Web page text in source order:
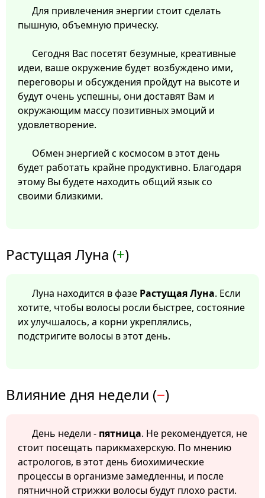
Для привлечения энергии стоит сделать
пышную, объемную прическу.
Сегодня Вас посетят безумные, креативные
идеи, ваше окружение будет возбуждено ими,
переговоры и обсуждения пройдут на высоте и
будут очень успешны, они доставят Вам и
окружающим массу позитивных эмоций и
удовлетворение.
Обмен энергией с космосом в этот день
будет работать крайне продуктивно. Благодаря
этому Вы будете находить общий язык со
своими близкими.
Растущая Луна (+)
Луна находится в фазе Растущая Луна. Если
хотите, чтобы волосы росли быстрее, состояние
их улучшалось, а корни укреплялись,
подстригите волосы в этот день.
Влияние дня недели (−)
День недели - пятница. Не рекомендуется, не
стоит посещать парикмахерскую. По мнению
астрологов, в этот день биохимические
процессы в организме замедленны, и после
пятничной стрижки волосы будут плохо расти.